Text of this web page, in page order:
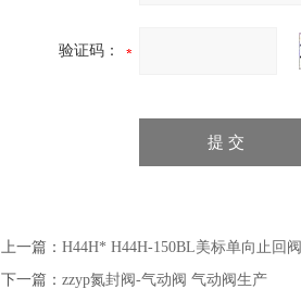
验证码：
上一篇： H44H* H44H-150BL美标单向止回阀
下一篇： zzyp氮封阀-气动阀 气动阀生产